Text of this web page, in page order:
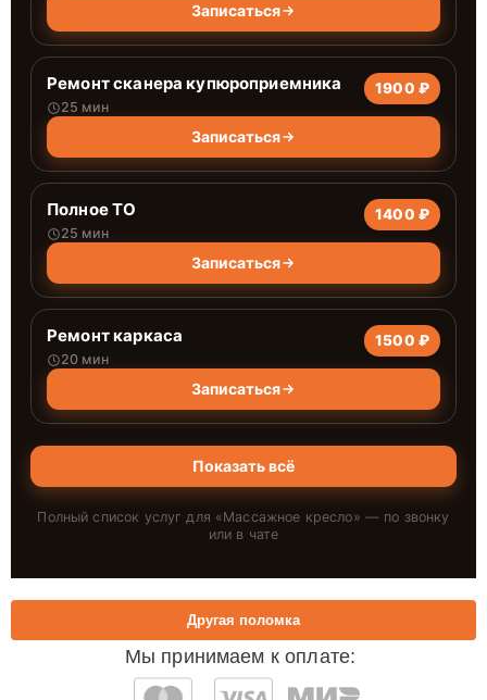
Записаться
Ремонт сканера купюроприемника
25 мин
1900 ₽
Записаться
Полное ТО
25 мин
1400 ₽
Записаться
Ремонт каркаса
20 мин
1500 ₽
Записаться
Показать всё
Полный список услуг для «Массажное кресло» — по звонку
или в чате
Мы принимаем к оплате:
Другая поломка